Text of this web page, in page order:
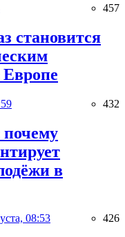
457
становится
432
в
08:53 426